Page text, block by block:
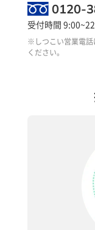
0120-
受付時間
※しつこい営業電話
ください。